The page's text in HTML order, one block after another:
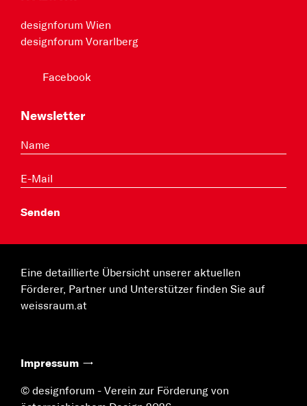
designforum Wien
designforum Vorarlberg
Facebook
Newsletter
Eine detaillierte Übersicht unserer aktuellen
Förderer, Partner und Unterstützer finden Sie auf
weissraum.at
Impressum
© designforum - Verein zur Förderung von